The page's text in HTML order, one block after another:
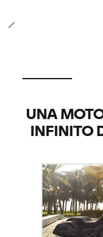
UNA
INFINITO